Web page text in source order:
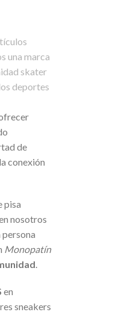
una marca
skater
deportes
de
conexión
pisa
nosotros
Monopatín
.
en
sneakers